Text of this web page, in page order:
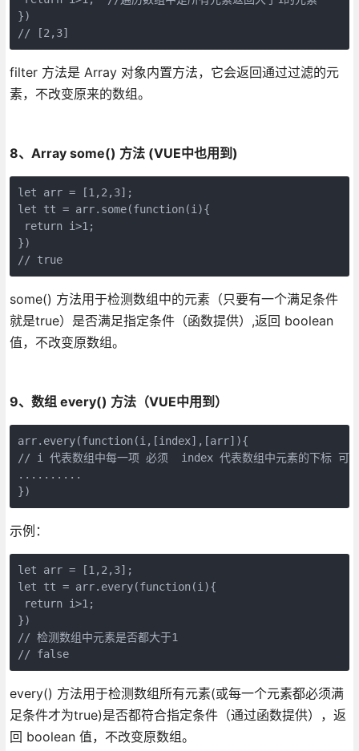
})
// [2,3]
filter 方法是 Array 对象内置方法，它会返回通过过滤的元
素，不改变原来的数组。
8、Array some() 方法 (VUE中也用到)
let arr = [1,2,3];
let tt = arr.some(function(i){
return i>1;
})
// true
some() 方法用于检测数组中的元素（只要有一个满足条件
就是true）是否满足指定条件（函数提供）,返回 boolean
值，不改变原数组。
9、数组 every() 方法（VUE中用到）
arr.every(function(i,[index],[arr]){
// i 代表数组中每一项 必须  index 代表数组中元素的下标 可
..........
})
示例：
let arr = [1,2,3];
let tt = arr.every(function(i){
return i>1;
})
// 检测数组中元素是否都大于1
// false
every() 方法用于检测数组所有元素(或每一个元素都必须满
足条件才为true)是否都符合指定条件（通过函数提供），返
回 boolean 值，不改变原数组。